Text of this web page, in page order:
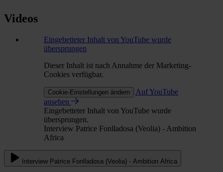
Videos
Eingebetteter Inhalt von YouTube wurde
übersprungen
Dieser Inhalt ist nach Annahme der Marketing-
Cookies verfügbar.
Cookie-Einstellungen ändern
Auf YouTube
ansehen
Eingebetteter Inhalt von YouTube wurde
übersprungen.
Interview Patrice Fonlladosa (Veolia) - Ambition
Africa
Interview Patrice Fonlladosa (Veolia) - Ambition Africa